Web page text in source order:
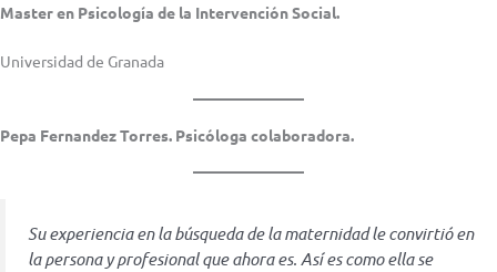
Master en Psicología de la Intervención Social.
Universidad de Granada
Pepa Fernandez Torres. Psicóloga colaboradora.
Su experiencia en la búsqueda de la maternidad le convirtió en
la persona y profesional que ahora es. Así es como ella se